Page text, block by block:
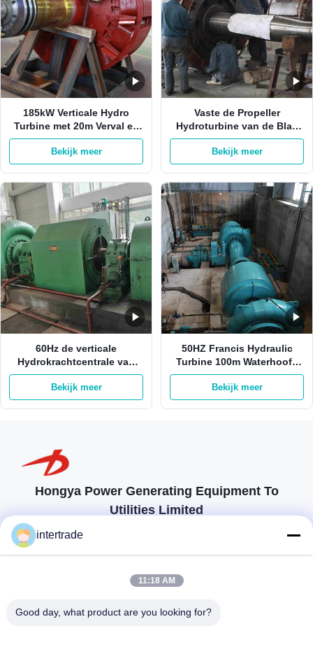
185kW Verticale Hydro
Turbine met 20m Verval en
3,5 m³/s Debiet Kaplan
Dwarsstroom Turbine
Generator
Bekijk meer
Vaste de Propeller
Hydroturbine van de Blad
Asstroom op Net van Net
50KW-20MW
Bekijk meer
60Hz de verticale
Hydrokrachtcentrale van
Turbinefrancis turbine
generator for hydroelectric
Bekijk meer
50HZ Francis Hydraulic
Turbine 100m Waterhoofd
Automatisch op Net
Bekijk meer
Hongya Power Generating Equipment To
Utilities Limited
op maat gemaakte oplossingen om aan de eisen van de klant te
86-28-37561966-8:00
intertrade
11:18 AM
Good day, what product are you looking for?